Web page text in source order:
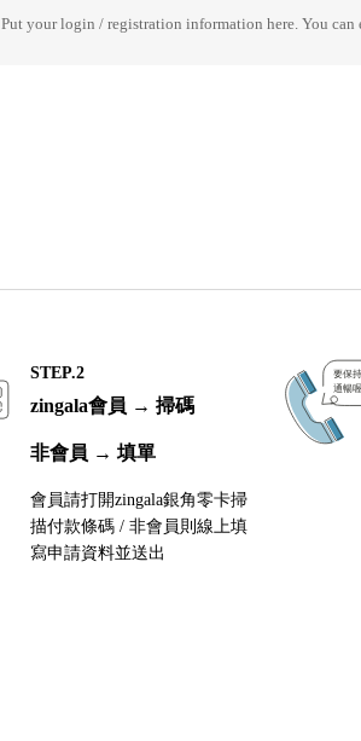
Put your login / registration information here. You
STEP.2
zingala會員 → 掃碼
非會員 → 填單
會員請打開zingala銀角零卡掃
描付款條碼 / 非會員則線上填
寫申請資料並送出